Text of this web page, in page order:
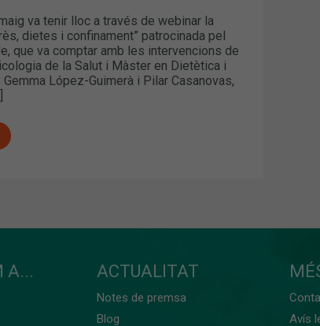
va tenir lloc a través de webinar la
dietes i confinament” patrocinada pel
que va comptar amb les intervencions de
de la Salut i Màster en Dietètica i
Gemma López-Guimerà i Pilar Casanovas,
A... ACTUALITAT
Notes de premsa
Blog
Avís